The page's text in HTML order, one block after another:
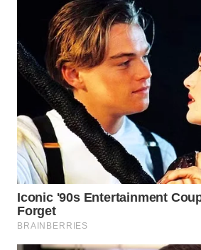
WN
NUSANTARA
WN
JOGJA
WN
JATIM
WN
BALI
WN
KALBAR